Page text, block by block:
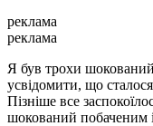
реклама
реклама
Я був трохи
усвідомити, що
Пізніше все
шокований побаченим